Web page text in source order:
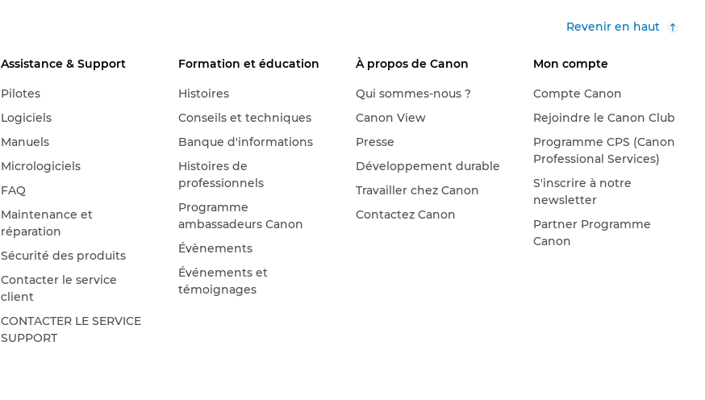
Revenir en haut
Assistance & Support
Pilotes
Logiciels
Manuels
Micrologiciels
FAQ
Maintenance et
réparation
Sécurité des produits
Contacter le service
client
CONTACTER LE SERVICE
SUPPORT
Formation et éducation
Histoires
Conseils et techniques
Banque d'informations
Histoires de
professionnels
Programme
ambassadeurs Canon
Évènements
Événements et
témoignages
À propos de Canon
Qui sommes-nous ?
Canon View
Presse
Développement durable
Travailler chez Canon
Contactez Canon
Mon compte
Compte Canon
Rejoindre le Canon Club
Programme CPS (Canon
Professional Services)
S'inscrire à notre
newsletter
Partner Programme
Canon